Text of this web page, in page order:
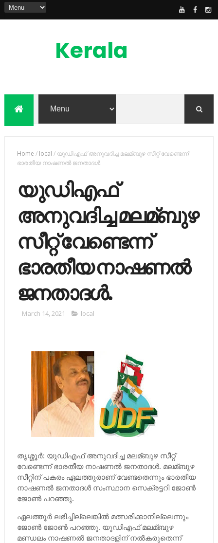
Kerala
Feed
Home / local / യുഡിഎഫ് അനുവദിച്ച മലമ്ബുഴ സീറ്റ് വേണ്ടെന്ന്
ഭാരതീയ നാഷണല്‍ ജനതാദള്‍.
യുഡിഎഫ്
അനുവദിച്ച മലമ്ബുഴ
സീറ്റ് വേണ്ടെന്ന്
ഭാരതീയ നാഷണല്‍
ജനതാദള്‍.
March 14, 2021 local
തൃശ്ശൂര്‍: യുഡിഎഫ് അനുവദിച്ച മലമ്ബുഴ സീറ്റ്
വേണ്ടെന്ന് ഭാരതീയ നാഷണല്‍ ജനതാദള്‍. മലമ്ബുഴ
സീറ്റിന് പകരം ഏലത്തൂരാണ് വേണ്ടതെന്നും ഭാരതീയ
നാഷണല്‍ ജനതാദള്‍ സംസ്ഥാന സെക്രട്ടറി ജോണ്‍
ജോണ്‍ പറഞ്ഞു.
ഏലത്തൂര്‍ ലഭിച്ചില്ലെങ്കില്‍ മത്സരിക്കാനില്ലെന്നും
ജോണ്‍ ജോണ്‍ പറഞ്ഞു. യുഡിഎഫ് മലമ്ബുഴ
മണ്ഡലം നാഷണല്‍ ജനതാദളിന് നല്‍കരുതെന്ന്